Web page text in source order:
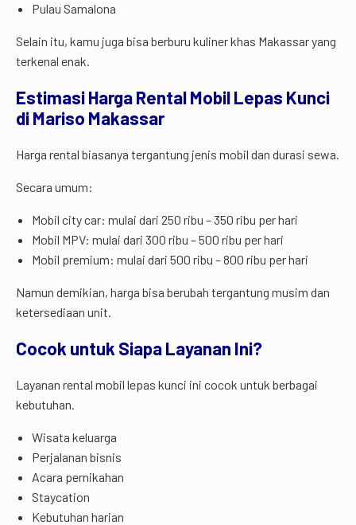
Pulau Samalona
Selain itu, kamu juga bisa berburu kuliner khas Makassar yang
terkenal enak.
Estimasi Harga Rental Mobil Lepas Kunci
di Mariso Makassar
Harga rental biasanya tergantung jenis mobil dan durasi sewa.
Secara umum:
Mobil city car: mulai dari 250 ribu – 350 ribu per hari
Mobil MPV: mulai dari 300 ribu – 500 ribu per hari
Mobil premium: mulai dari 500 ribu – 800 ribu per hari
Namun demikian, harga bisa berubah tergantung musim dan
ketersediaan unit.
Cocok untuk Siapa Layanan Ini?
Layanan rental mobil lepas kunci ini cocok untuk berbagai
kebutuhan.
Wisata keluarga
Perjalanan bisnis
Acara pernikahan
Staycation
Kebutuhan harian